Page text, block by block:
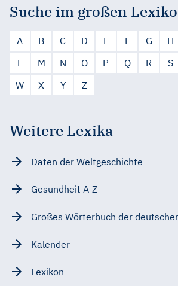
Suche im großen
A B C D E F G H
L
M N O P Q R S
W
X Y Z
Weitere Lexika
Daten der Weltgeschichte
Gesundheit A-Z
Großes Wörterbuch der
Kalender
Lexikon